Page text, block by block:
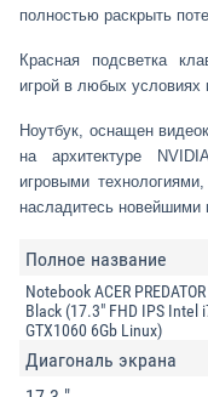
полностью раскрыть
Красная подсветка
игрой в любых условиях
Ноутбук, оснащен
на архитектуре
игровыми
насладитесь новейшими
Полное название
Notebook ACER
Black (17.3" FHD IPS Intel
GTX1060 6Gb Linux)
Диагональ экрана